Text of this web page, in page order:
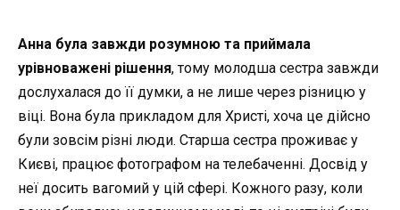
Анна була завжди розумною та приймала
урівноважені рішення, тому молодша сестра завжди
дослухалася до її думки, а не лише через різницю у
віці. Вона була прикладом для Христі, хоча це дійсно
були зовсім різні люди. Старша сестра проживає у
Києві, працює фотографом на телебаченні. Досвід у
неї досить вагомий у цій сфері. Кожного разу, коли